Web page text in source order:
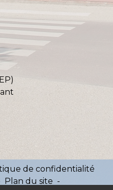
de confidentialité
Plan du site -